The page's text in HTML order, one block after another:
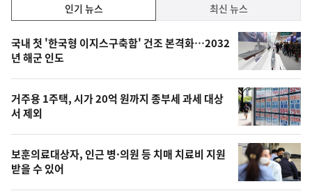
기,
최
신,
오
늘
의
영
상
인기 뉴스 최신 뉴스
인
기
뉴
스
국내 첫 '한국형 이지스구축함' 건조 본격화…2032
년 해군 인도
거주용 1주택, 시가 20억 원까지 종부세 과세 대상
서 제외
보훈의료대상자, 인근 병·의원 등 치매 치료비 지원
받을 수 있어